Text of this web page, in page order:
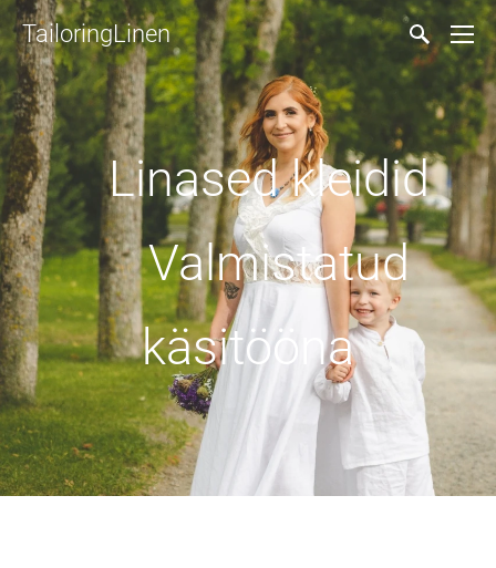
TailoringLinen
Linased kleidid
Valmistatud
käsitööna